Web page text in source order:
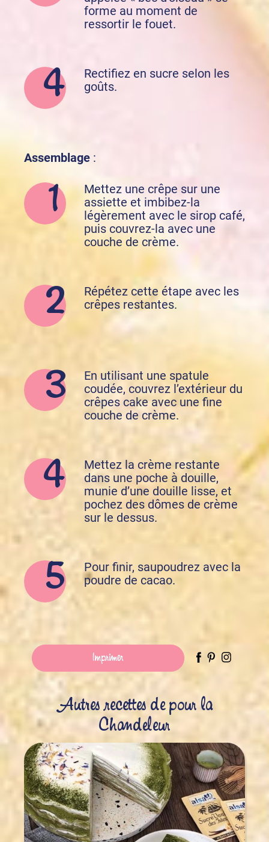
Imprimer
forme au moment de
ressortir le fouet.
Rectifiez en sucre selon les
goûts.
Assemblage :
Mettez une crêpe sur une
assiette et imbibez-la
légèrement avec le sirop café,
puis couvrez-la avec une
couche de crème.
Répétez cette étape avec les
crêpes restantes.
En utilisant une spatule
coudée, couvrez l’extérieur du
crêpes cake avec une fine
couche de crème.
Mettez la crème restante
dans une poche à douille,
munie d’une douille lisse, et
pochez des dômes de crème
sur le dessus.
Pour finir, saupoudrez avec la
poudre de cacao.
Autres recettes de pour la
Chandeleur